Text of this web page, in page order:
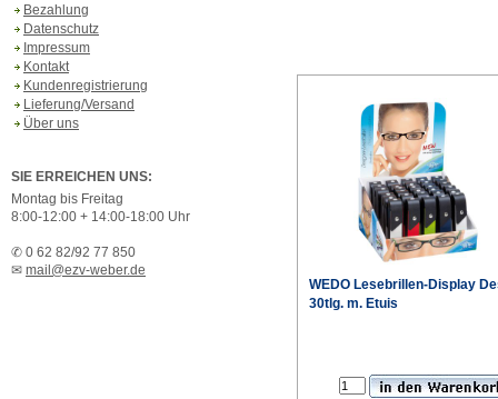
Bezahlung
Datenschutz
Impressum
Kontakt
Kundenregistrierung
Lieferung/Versand
Über uns
SIE ERREICHEN UNS:
Montag bis Freitag
8:00-12:00 + 14:00-18:00 Uhr
✆ 0 62 82/92 77 850
✉ mail@ezv-weber.de
WEDO Lesebrillen-Display
30tlg. m. Etuis